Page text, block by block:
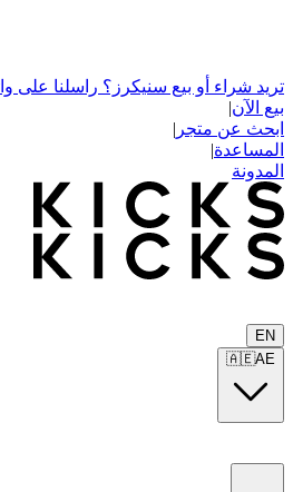
تريد شراء أو بيع سنيكرز؟ راسلنا على
بيع الآن|
ابحث عن متجر |
المساعدة|
المدونة
EN
🇦🇪AE